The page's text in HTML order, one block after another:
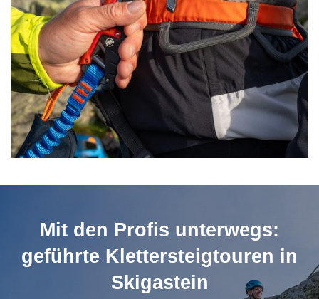
Mit den Profis unterwegs:
geführte Klettersteigtouren in
Skigastein